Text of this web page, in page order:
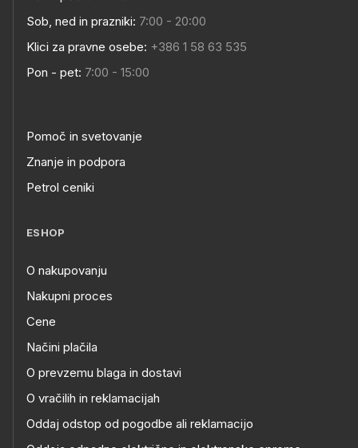
Sob, ned in prazniki: 7:00 - 20:00
Klici za pravne osebe: +386 1 58 63 535
Pon - pet: 7:00 - 15:00
Pomoč in svetovanje
Znanje in podpora
Petrol ceniki
ESHOP
O nakupovanju
Nakupni proces
Cene
Načini plačila
O prevzemu blaga in dostavi
O vračilih in reklamacijah
Oddaj odstop od pogodbe ali reklamacijo